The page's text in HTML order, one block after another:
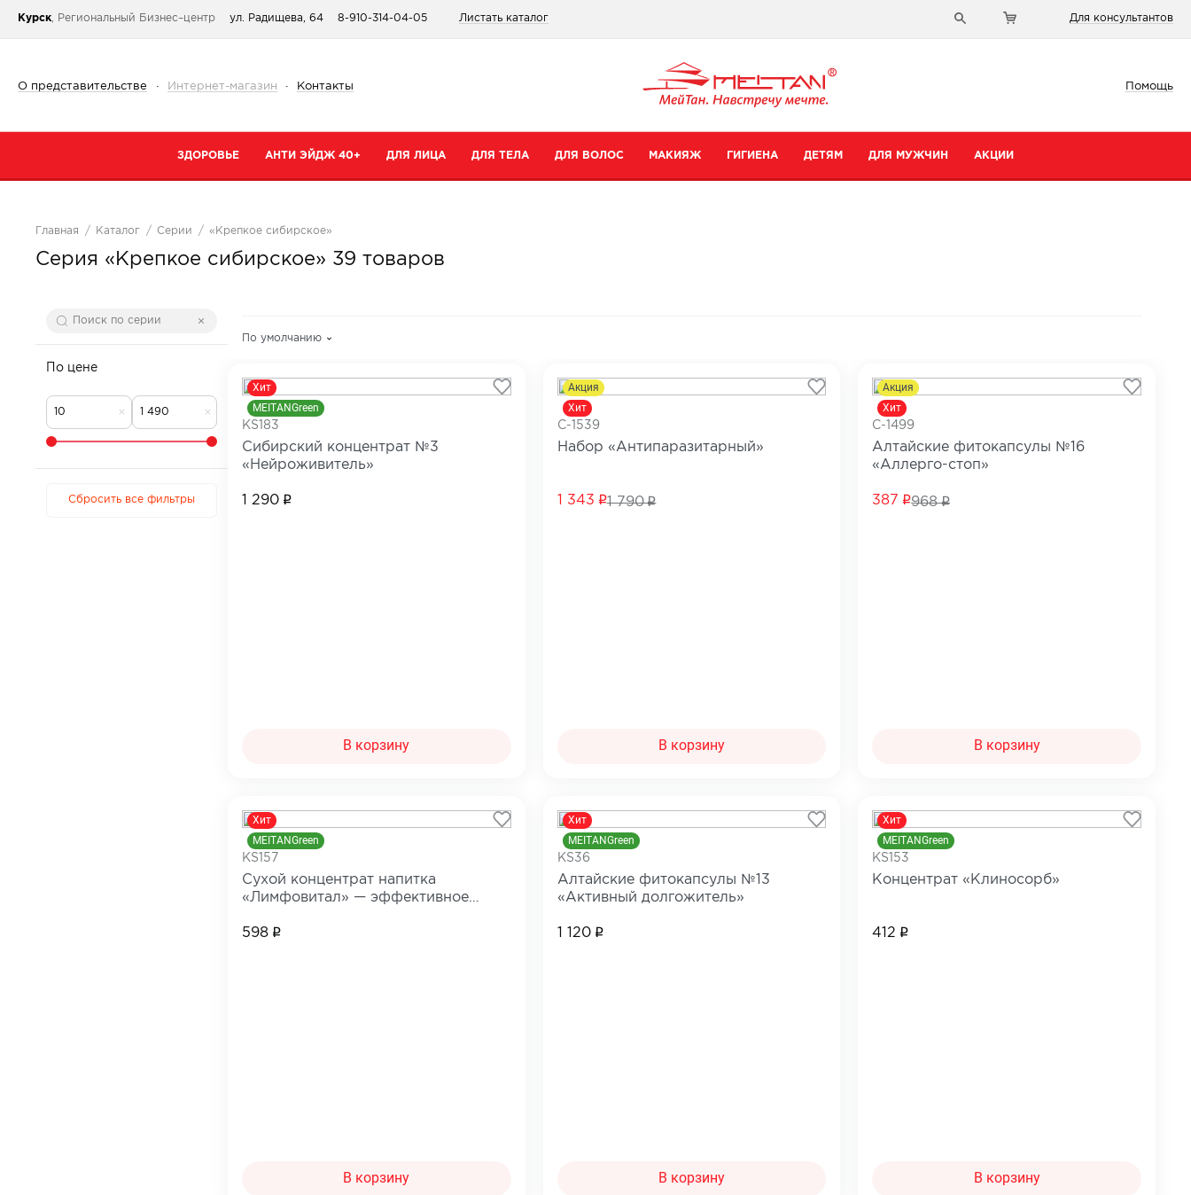
Курск , Региональный Бизнес–центр ул. Радищева, 64 8-910-314-04-05 Листать каталог Для консультантов
О представительстве · Интернет-магазин · Контакты Помощь
ЗДОРОВЬЕ
Категории
При простуде
Для сердца и сосудов
Для коррекции веса
Детокс и лимфодренаж
Для работы мозга и памяти
АНТИ ЭЙДЖ 40+ ДЛЯ ЛИЦА
Категории
Очищение
Специальный уход
Мужчинам
Сопутствующие товары
ДЛЯ ТЕЛА
Все товары в категории
ДЛЯ ВОЛОС МАКИЯЖ
Все товары в категории
ГИГИЕНА ДЕТЯМ ДЛЯ МУЖЧИН АКЦИИ
Главная Каталог Серии «Крепкое сибирское»
Серия «Крепкое сибирское» 39 товаров
По цене
Сбросить все фильтры
По умолчанию
Хит
MEITANGreen
KS183
Сибирский концентрат №3
«Нейроживитель»
1 290
В корзину
Акция
Хит
C-1539
Набор «Антипаразитарный»
1 343 1 790
В корзину
Акция
Хит
C-1499
Алтайские фитокапсулы №16
«Аллерго-стоп»
387 968
В корзину
Хит
MEITANGreen
KS157
Сухой концентрат напитка
«Лимфовитал» — эффективное
отеков тела
598
В корзину
Хит
MEITANGreen
KS36
Алтайские фитокапсулы №13
«Активный долгожитель»
1 120
В корзину
Хит
MEITANGreen
KS153
Концентрат «Клиносорб»
412
В корзину